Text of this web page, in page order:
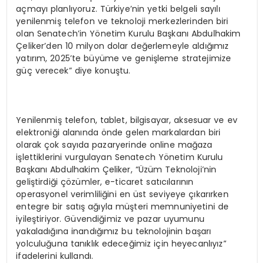
açmayı planlıyoruz. Türkiye’nin yetki belgeli sayılı
yenilenmiş telefon ve teknoloji merkezlerinden biri
olan Senatech’in Yönetim Kurulu Başkanı Abdulhakim
Çeliker’den 10 milyon dolar değerlemeyle aldığımız
yatırım, 2025’te büyüme ve genişleme stratejimize
güç verecek” diye konuştu.
Yenilenmiş telefon, tablet, bilgisayar, aksesuar ve ev
elektroniği alanında önde gelen markalardan biri
olarak çok sayıda pazaryerinde online mağaza
işlettiklerini vurgulayan Senatech Yönetim Kurulu
Başkanı Abdulhakim Çeliker, “Üzüm Teknoloji’nin
geliştirdiği çözümler, e-ticaret satıcılarının
operasyonel verimliliğini en üst seviyeye çıkarırken
entegre bir satış ağıyla müşteri memnuniyetini de
iyileştiriyor. Güvendiğimiz ve pazar uyumunu
yakaladığına inandığımız bu teknolojinin başarı
yolculuğuna tanıklık edeceğimiz için heyecanlıyız”
ifadelerini kullandı.